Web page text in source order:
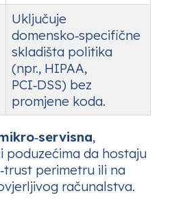
Uključuje
domensko‑specifične
skladišta politika
(npr., HIPAA,
PCI‑DSS) bez
promjene koda.
,
poduzećima da hostaju
perimetru ili na
računalstva.